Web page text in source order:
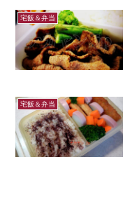
宅飯＆弁当
宅飯＆弁当